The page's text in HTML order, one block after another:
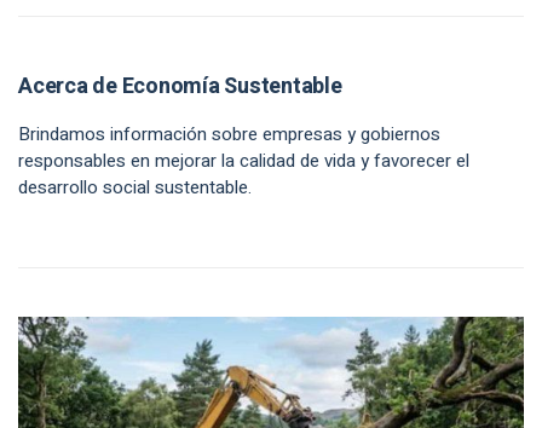
Acerca de Economía Sustentable
Brindamos información sobre empresas y gobiernos
responsables en mejorar la calidad de vida y favorecer el
desarrollo social sustentable.